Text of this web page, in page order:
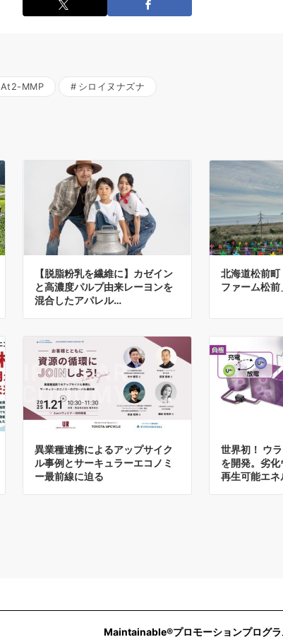
At2-MMP シロイヌナズナ
【脱脂粉乳を繊維に】カゼイン
と高濃度パルプ由来レーヨンを
混合したアパレル…
北海道松前町
ファーム松前
異業種連携によるアップサイク
ル事例とサーキュラーエコノミ
ー最前線に迫る
世界初！ ウ
を開発。劣
再生可能エ
Maintainable®プロモーションプログラ